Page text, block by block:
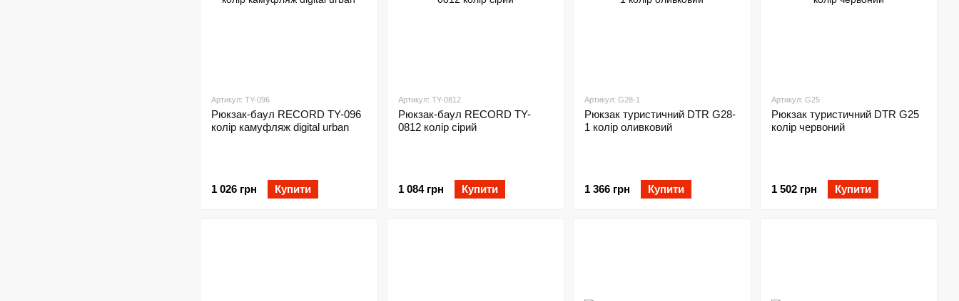
Артикул: TY-096
Рюкзак-баул RECORD TY-096
колір камуфляж digital urban
1 026 грн Купити
Артикул: TY-0812
Рюкзак-баул RECORD TY-
0812 колір сірий
1 084 грн Купити
Артикул: G28-1
Рюкзак туристичний DTR G28-
1 колір оливковий
1 366 грн Купити
Артикул: G25
Рюкзак туристичний DTR G25
колір червоний
1 502 грн Купити